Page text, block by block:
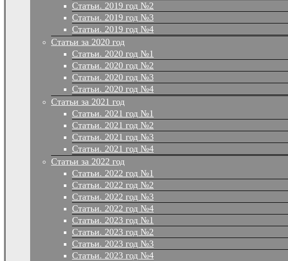
Статьи. 2019 год №2
Статьи. 2019 год №3
Статьи. 2019 год №4
Статьи за 2020 год
Статьи. 2020 год №1
Статьи. 2020 год №2
Статьи. 2020 год №3
Статьи. 2020 год №4
Статьи за 2021 год
Статьи. 2021 год №1
Статьи. 2021 год №2
Статьи. 2021 год №3
Статьи. 2021 год №4
Статьи за 2022 год
Статьи. 2022 год №1
Статьи. 2022 год №2
Статьи. 2022 год №3
Статьи. 2022 год №4
Статьи. 2023 год №1
Статьи. 2023 год №2
Статьи. 2023 год №3
Статьи. 2023 год №4